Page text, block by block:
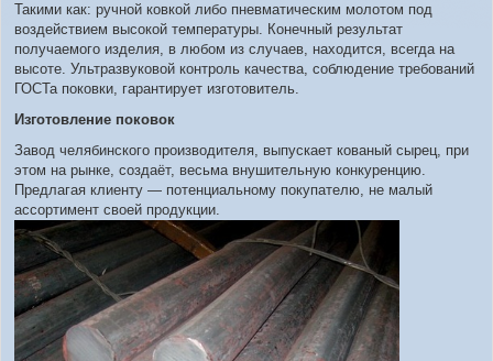
Такими как: ручной ковкой либо пневматическим молотом под
воздействием высокой температуры. Конечный результат
получаемого изделия, в любом из случаев, находится, всегда на
высоте. Ультразвуковой контроль качества, соблюдение требований
ГОСТа поковки, гарантирует изготовитель.
Изготовление поковок
Завод челябинского производителя, выпускает кованый сырец, при
этом на рынке, создаёт, весьма внушительную конкуренцию.
Предлагая клиенту — потенциальному покупателю, не малый
ассортимент своей продукции.